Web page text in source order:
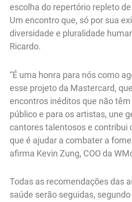
escolha do repertório repleto
Um encontro que, só por sua
diversidade e pluralidade
Ricardo.
“É uma honra para nós como
esse projeto da Mastercard,
encontros inéditos que não
público e para os artistas, une
cantores talentosos e contribui
que é ajudar a combater a
afirma Kevin Zung, COO da
Todas as recomendações das
saúde serão seguidas,